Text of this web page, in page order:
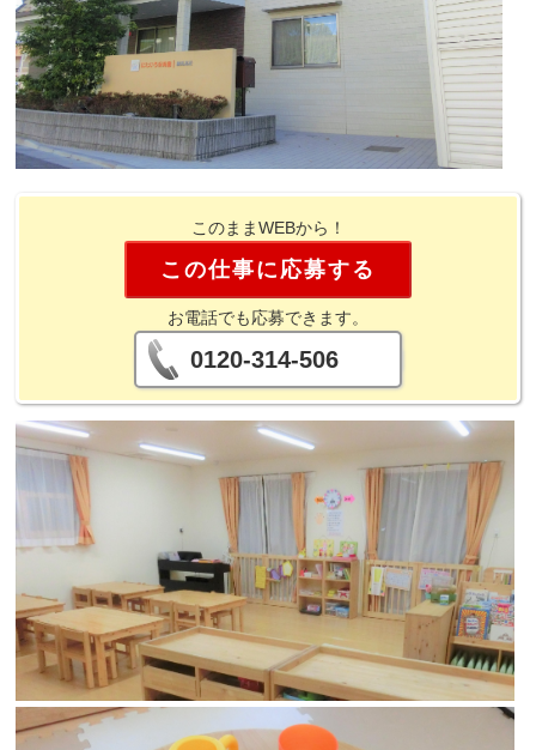
このままWEBから！
この仕事に応募する
お電話でも応募できます。
0120-314-506